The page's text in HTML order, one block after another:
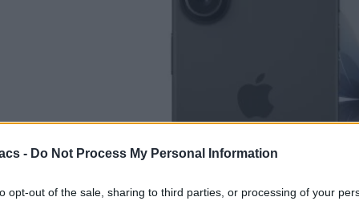
- Do Not Process My Personal Information
opt-out of the sale, sharing to third parties, or processing of your